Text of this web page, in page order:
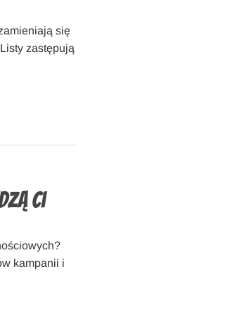
się
zastępują
Ci
kampanii i